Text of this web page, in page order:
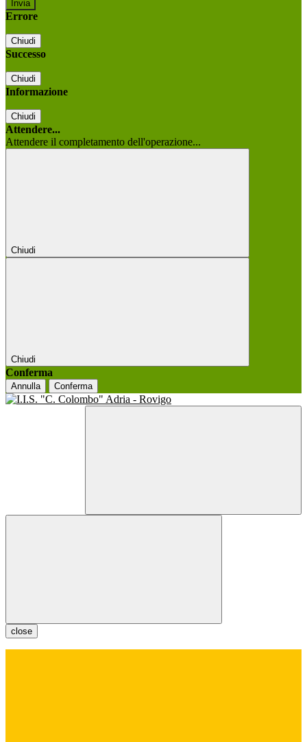
Errore
Chiudi
Successo
Chiudi
Informazione
Chiudi
Attendere...
Attendere il completamento dell'operazione...
Chiudi
Chiudi
Conferma
Annulla Conferma
close